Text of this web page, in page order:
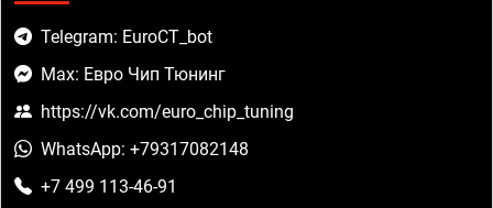
Telegram: EuroCT_bot
Max: Евро Чип Тюнинг
https://vk.com/euro_chip_tuning
WhatsApp: +79317082148
+7 499 113-46-91